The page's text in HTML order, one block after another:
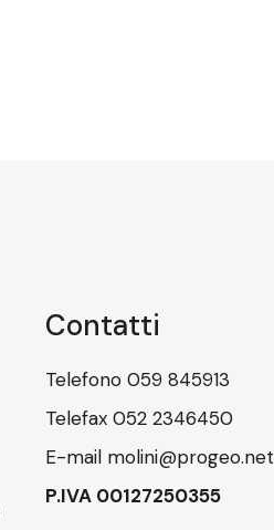
Contatti
Telefono059 845913
Telefax052 2346450
E-mail molini@progeo.net
P.IVA 00127250355